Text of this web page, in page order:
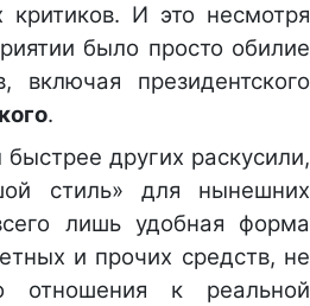
критиков. И это несмотря
было просто обилие
включая президентского
.
других раскусили,
стиль» для нынешних
лишь удобная форма
и прочих средств, не
отношения к реальной